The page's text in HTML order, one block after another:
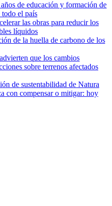
de educación y formación de
todo el país
las obras para reducir los
líquidos
de la huella de carbono de los
que los cambios
sobre terrenos afectados
de sustentabilidad de Natura
con compensar o mitigar: hoy